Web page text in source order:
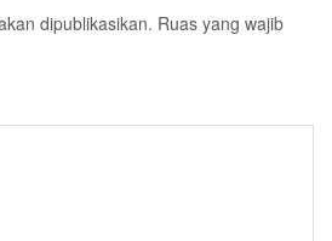
dipublikasikan. Ruas yang wajib